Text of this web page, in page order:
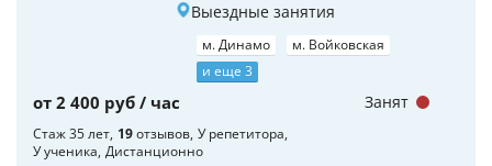
Выездные занятия
м. Динамо
м. Войковская
и еще 3
от 2 400 руб / час
Стаж 35 лет 19отзывов У репетитора
У ученика Дистанционно
Занят